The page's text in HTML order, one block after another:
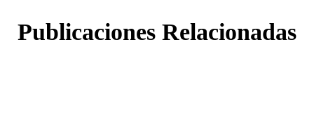
Publicaciones Relacionadas